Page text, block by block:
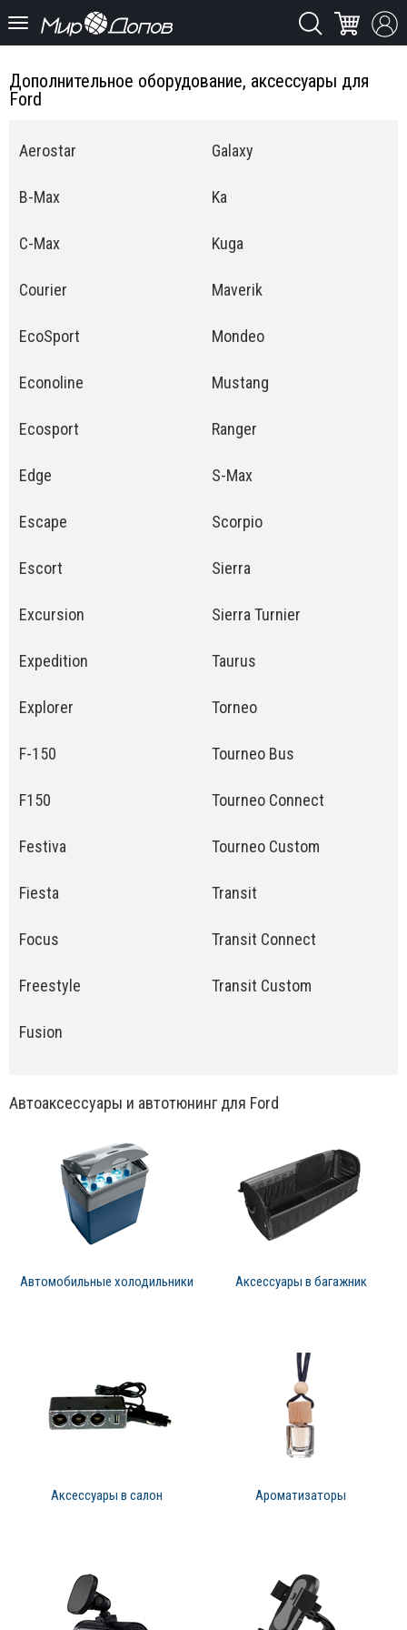
Дополнительное оборудование, аксессуары для
Ford
Aerostar
B-Max
C-Max
Courier
EcoSport
Econoline
Ecosport
Edge
Escape
Escort
Excursion
Expedition
Explorer
F-150
F150
Festiva
Fiesta
Focus
Freestyle
Fusion
Galaxy
Ka
Kuga
Maverik
Mondeo
Mustang
Ranger
S-Max
Scorpio
Sierra
Sierra Turnier
Taurus
Torneo
Tourneo Bus
Tourneo Connect
Tourneo Custom
Transit
Transit Connect
Transit Custom
Автоаксессуары и автотюнинг для Ford
Автомобильные холодильники Аксессуары в багажник
Аксессуары в салон Ароматизаторы